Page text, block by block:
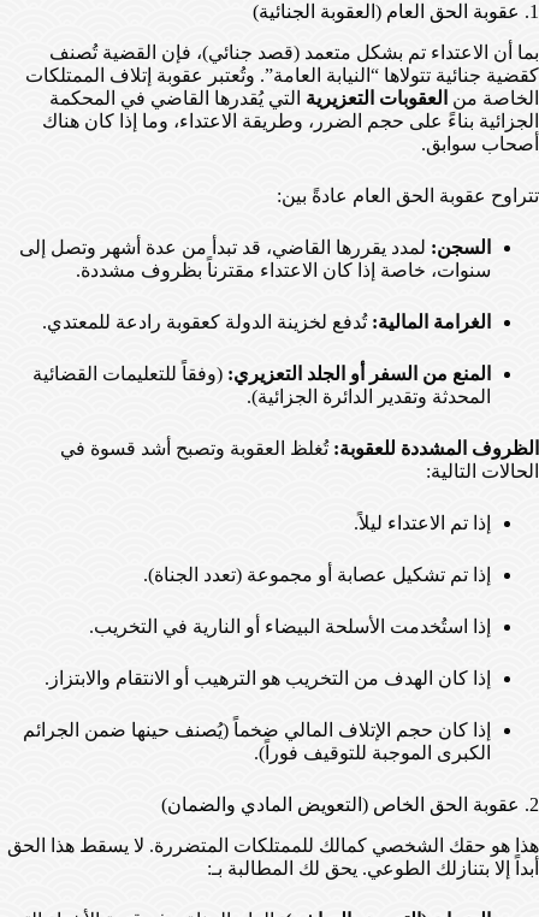
1. عقوبة الحق العام (العقوبة الجنائية)
بما أن الاعتداء تم بشكل متعمد (قصد جنائي)، فإن القضية تُصنف
كقضية جنائية تتولاها “النيابة العامة”. وتُعتبر عقوبة إتلاف الممتلكات
الخاصة من العقوبات التعزيرية التي يُقدرها القاضي في المحكمة
الجزائية بناءً على حجم الضرر، وطريقة الاعتداء، وما إذا كان هناك
أصحاب سوابق.
تتراوح عقوبة الحق العام عادةً بين:
السجن: لمدد يقررها القاضي، قد تبدأ من عدة أشهر وتصل إلى
سنوات، خاصة إذا كان الاعتداء مقترناً بظروف مشددة.
الغرامة المالية: تُدفع لخزينة الدولة كعقوبة رادعة للمعتدي.
المنع من السفر أو الجلد التعزيري: (وفقاً للتعليمات القضائية
المحدثة وتقدير الدائرة الجزائية).
الظروف المشددة للعقوبة: تُغلظ العقوبة وتصبح أشد قسوة في
الحالات التالية:
إذا تم الاعتداء ليلاً.
إذا تم تشكيل عصابة أو مجموعة (تعدد الجناة).
إذا استُخدمت الأسلحة البيضاء أو النارية في التخريب.
إذا كان الهدف من التخريب هو الترهيب أو الانتقام والابتزاز.
إذا كان حجم الإتلاف المالي ضخماً (يُصنف حينها ضمن الجرائم
الكبرى الموجبة للتوقيف فوراً).
2. عقوبة الحق الخاص (التعويض المادي والضمان)
هذا هو حقك الشخصي كمالك للممتلكات المتضررة. لا يسقط هذا الحق
أبداً إلا بتنازلك الطوعي. يحق لك المطالبة بـ: